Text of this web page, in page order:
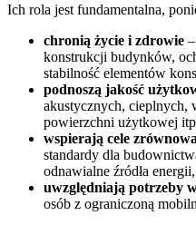
Ich rola jest fundamentalna,
chronią życie i zdrowie
konstrukcji budynków,
stabilność elementów
podnoszą jakość
akustycznych, cieplnych,
powierzchni użytkowej
wspierają cele
standardy dla
odnawialne źródła
uwzględniają potrzeby
osób z ograniczoną